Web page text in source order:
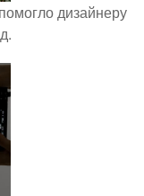
дизайнеру